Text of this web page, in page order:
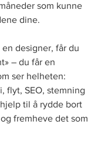
som kunne
dine.
designer, får du
– du får en
ser helheten:
flyt, SEO, stemning
til å rydde bort
fremheve det som